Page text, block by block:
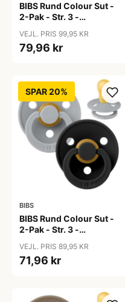
BIBS Rund Colour Sut -
2-Pak - Str. 3 -
Bumblebee Studio -
Breeze Mix
VEJL. PRIS 99,95 KR
79,96 kr
SPAR 20%
BIBS
BIBS Rund Colour Sut -
2-Pak - Str. 3 -
Cloud/Black
VEJL. PRIS 89,95 KR
71,96 kr